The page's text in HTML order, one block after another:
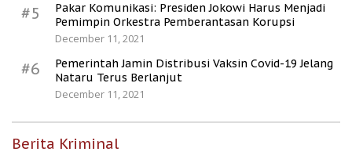
#5
Pakar Komunikasi: Presiden Jokowi Harus Menjadi
Pemimpin Orkestra Pemberantasan Korupsi
December 11, 2021
#6
Pemerintah Jamin Distribusi Vaksin Covid-19 Jelang
Nataru Terus Berlanjut
December 11, 2021
Berita Kriminal